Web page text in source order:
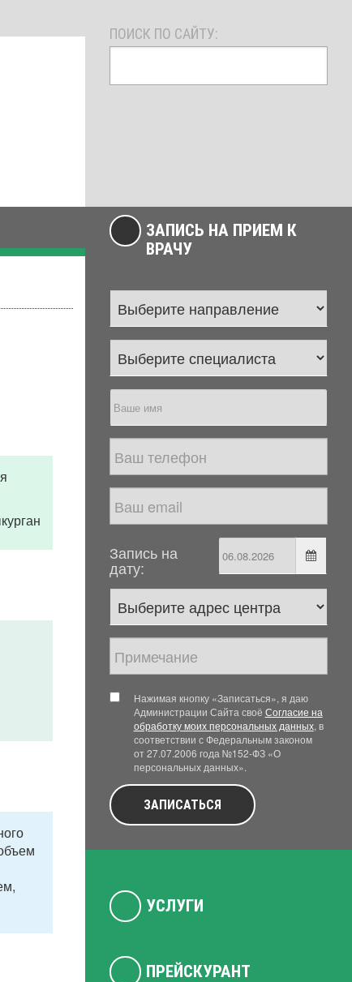
ПОИСК ПО САЙТУ:
ЗАПИСЬ НА ПРИЕМ К
ВРАЧУ
Запись на
дату:
Нажимая кнопку «Записаться», я даю
Администрации Сайта своё Согласие на
обработку моих персональных данных, в
соответствии с Федеральным законом
от 27.07.2006 года №152-ФЗ «О
персональных данных».
ЗАПИСАТЬСЯ
УСЛУГИ
ПРЕЙСКУРАНТ